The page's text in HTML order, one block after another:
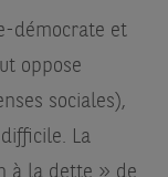
démocrate et
oppose
sociales),
La
à la dette » de